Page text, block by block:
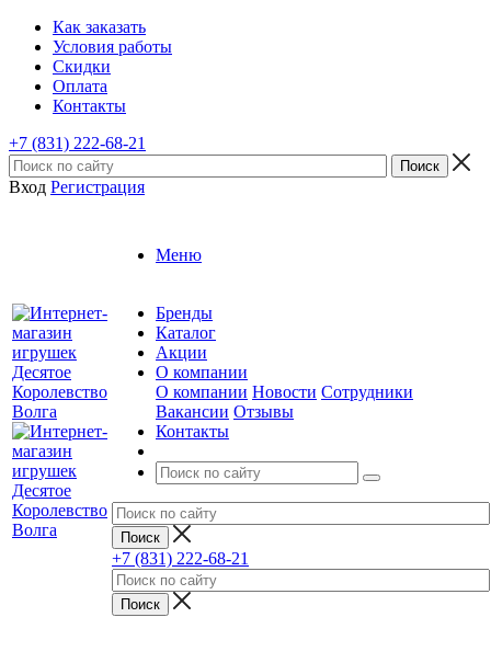
Как заказать
Условия работы
Скидки
Оплата
Контакты
+7 (831) 222-68-21
Вход Регистрация
Меню
Бренды
Каталог
Акции
О компании
О компании Новости Сотрудники
Вакансии Отзывы
Контакты
+7 (831) 222-68-21